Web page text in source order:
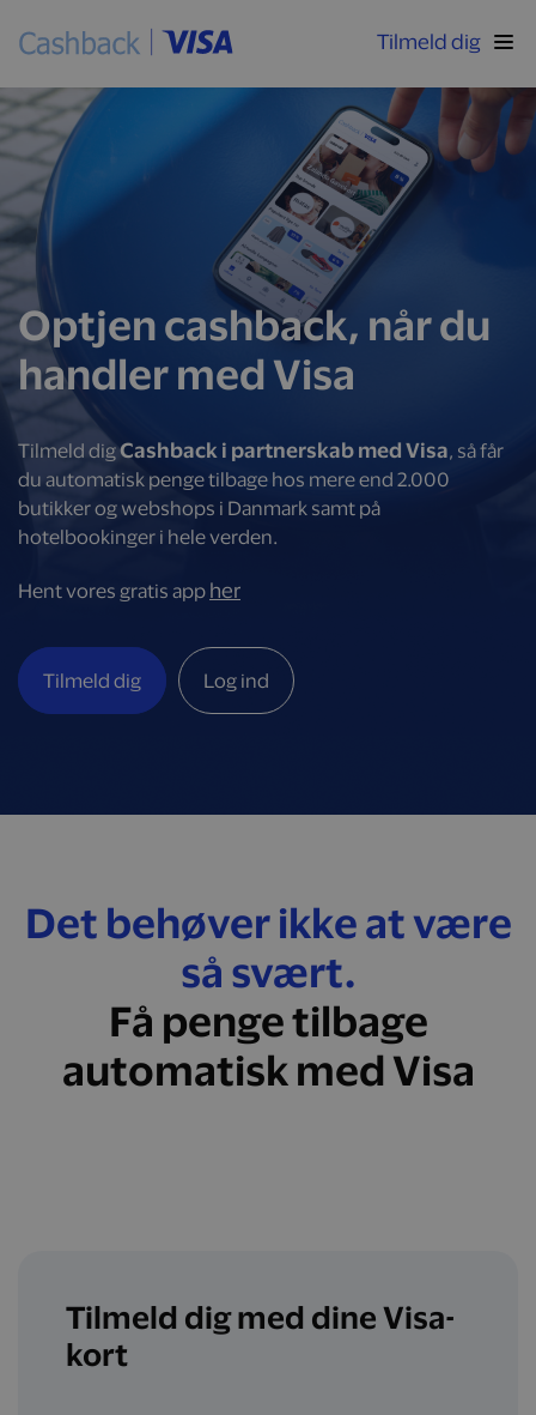
Tilmeld dig
Optjen cashback, når du
handler med Visa
Tilmeld digCashback i partnerskab med Visa, så får
du automatisk penge tilbage hos mere end 2.000
butikker og webshops i Danmark samt på
hotelbookinger i hele verden.
Hent vores gratis app her
Tilmeld dig Log ind
Det behøver ikke at være
så svært.
Få penge tilbage
automatisk med Visa
Tilmeld dig med dine Visa-
kort